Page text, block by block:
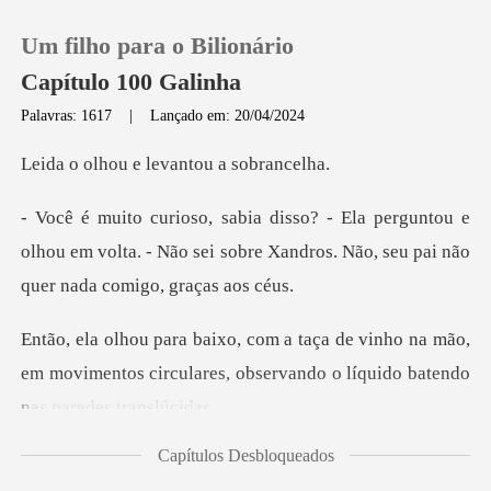
Loja
Histórico
Sair
Um filho para o Bilionário
Capítulo 100 Galinha
Palavras: 1617 |Lançado em: 20/04/2024
e levantou a
tou e
olhou em volta. - Não sei sobre Xandros. Nã
ho na mão,
em movimentos circulares, observand
seu as Capítulos Desbloqueados